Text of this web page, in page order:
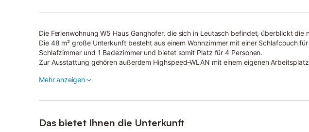
Die Ferienwohnung W5 Haus Ganghofer, die sich in Leutasch befindet, überblickt die
Die 48 m² große Unterkunft besteht aus einem Wohnzimmer mit einer Schlafcouch für
Schlafzimmer und 1 Badezimmer und bietet somit Platz für 4 Personen.
Zur Ausstattung gehören außerdem Highspeed-WLAN mit einem eigenen
Zu Ihrem privaten Außenbereich gehört eine mit Stühlen ausgestattete kleine
Die Olympiaregion Seefeld mit ihren 250 km Langlaufloipen, inkl. einer 2 km langen
Minuten zu Fuß erreichbar.
Mehr anzeigen
Das bietet Ihnen die Unterkunft